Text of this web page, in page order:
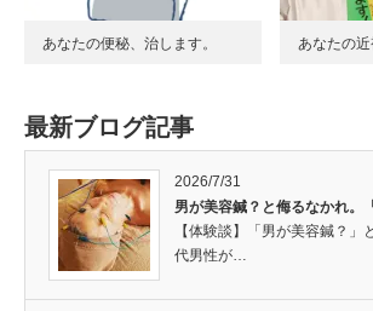
あなたの便秘、治します。 あなたの
最新ブログ記事
2026/7/31
男が美容鍼？と侮るなかれ。
【体験談】「男が美容鍼？」
代男性が…